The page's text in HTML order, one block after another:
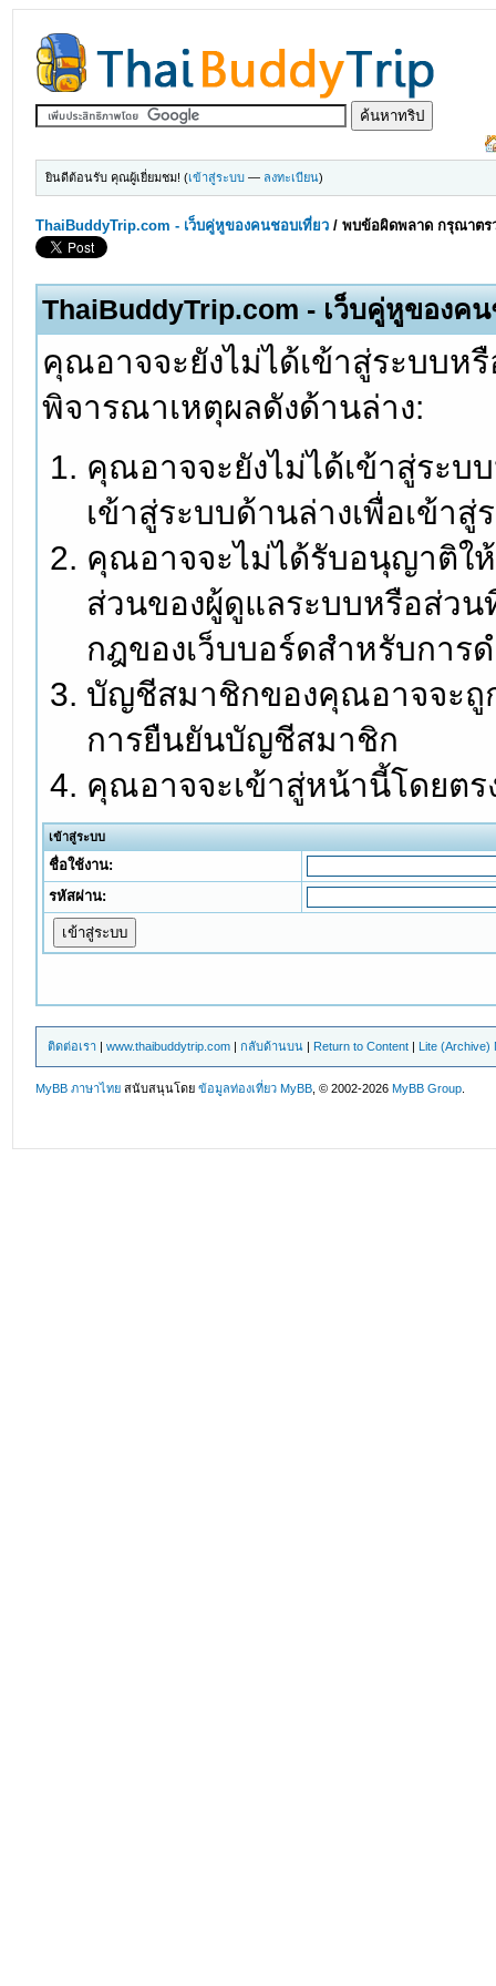
ยินดีต้อนรับ คุณผู้เยี่ยมชม! (เข้าสู่ระบบ — ลงทะเบียน)
ThaiBuddyTrip.com - เว็บคู่หูของคนชอบเที่ยว /พบข้อผิดพลาด กรุณาตร
ThaiBuddyTrip.com - เว็บคู่หูของค
คุณอาจจะยังไม่ได้เข้าสู่ระบบ
พิจารณาเหตุผลดังด้านล่าง:
คุณอาจจะยังไม่ได้เข้าสู่ระบ
เข้าสู่ระบบด้านล่างเพื่อเข้า
คุณอาจจะไม่ได้รับอนุญาติใ
ส่วนของผู้ดูแลระบบหรือส่ว
กฎของเว็บบอร์ดสำหรับการ
บัญชีสมาชิกของคุณอาจจะถู
การยืนยันบัญชีสมาชิก
คุณอาจจะเข้าสู่หน้านี้โดยต
เข้าสู่ระบบ
ชื่อใช้งาน:
รหัสผ่าน:
ติดต่อเรา |www.thaibuddytrip.com |กลับด้านบน | Return to Content | Lite (Archive)
MyBB ภาษาไทย สนับสนุนโดยข้อมูลท่องเที่ยว MyBB , © 2002-2026MyBB Group